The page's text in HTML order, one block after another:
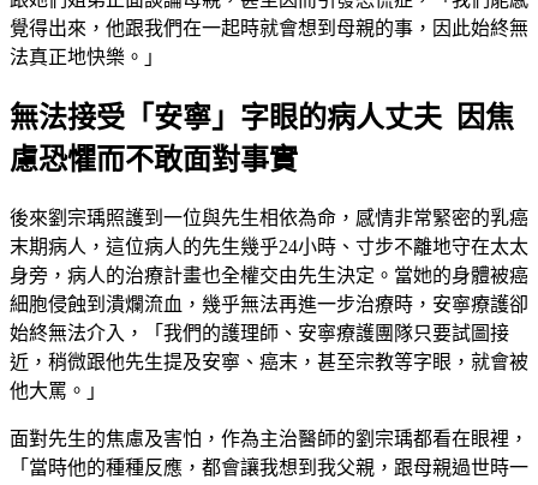
覺得出來，他跟我們在一起時就會想到母親的事，因此始終無
法真正地快樂。」
無法接受「安寧」字眼的病人丈夫 因焦
慮恐懼而不敢面對事實
後來劉宗瑀照護到一位與先生相依為命，感情非常緊密的乳癌
末期病人，這位病人的先生幾乎24小時、寸步不離地守在太太
身旁，病人的治療計畫也全權交由先生決定。當她的身體被癌
細胞侵蝕到潰爛流血，幾乎無法再進一步治療時，安寧療護卻
始終無法介入，「我們的護理師、安寧療護團隊只要試圖接
近，稍微跟他先生提及安寧、癌末，甚至宗教等字眼，就會被
他大罵。」
面對先生的焦慮及害怕，作為主治醫師的劉宗瑀都看在眼裡，
「當時他的種種反應，都會讓我想到我父親，跟母親過世時一